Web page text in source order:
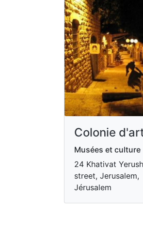
Colonie
Musées et culture
24 Khativat
street, Jerusalem,
Jérusalem